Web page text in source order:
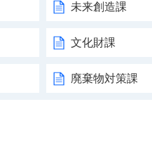
未来創造課
文化財課
廃棄物対策課